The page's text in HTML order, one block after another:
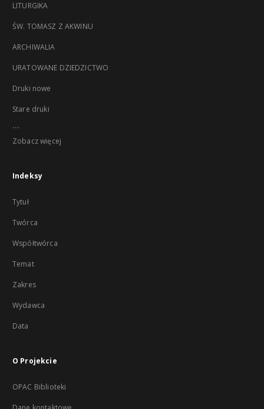
LITURGIKA
ŚW. TOMASZ Z AKWINU
ARCHIWALIA
URATOWANE DZIEDZICTWO
Druki nowe
Stare druki
...
Zobacz więcej
Indeksy
Tytuł
Twórca
Współtwórca
Temat
Zakres
Wydawca
Data
O Projekcie
OPAC Biblioteki